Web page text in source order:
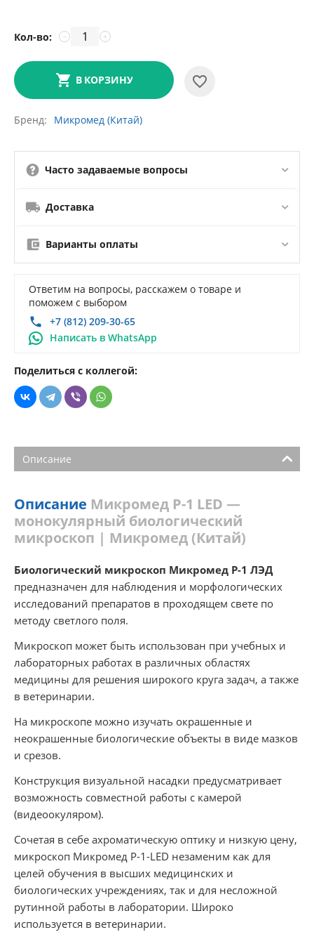
Кол-во: +
−
В КОРЗИНУ
Бренд Микромед (Китай)
Часто задаваемые вопросы
Доставка
Варианты оплаты
Ответим на вопросы, расскажем о товаре и
поможем с выбором
+7 (812) 209-30-65
Написать в WhatsApp
Поделиться с коллегой:
Описание
Описание Микромед Р-1 LED —
монокулярный биологический
микроскоп | Микромед (Китай)
Биологический микроскоп Микромед Р-1 ЛЭД
предназначен для наблюдения и морфологических
исследований препаратов в проходящем свете по
методу светлого поля.
Микроскоп может быть использован при учебных и
лабораторных работах в различных областях
медицины для решения широкого круга задач, а также
в ветеринарии.
На микроскопе можно изучать окрашенные и
неокрашенные биологические объекты в виде мазков
и срезов.
Конструкция визуальной насадки предусматривает
возможность совместной работы с камерой
(видеоокуляром).
Сочетая в себе ахроматическую оптику и низкую цену,
микроскоп Микромед Р-1-LED незаменим как для
целей обучения в высших медицинских и
биологических учреждениях, так и для несложной
рутинной работы в лаборатории. Широко
используется в ветеринарии.